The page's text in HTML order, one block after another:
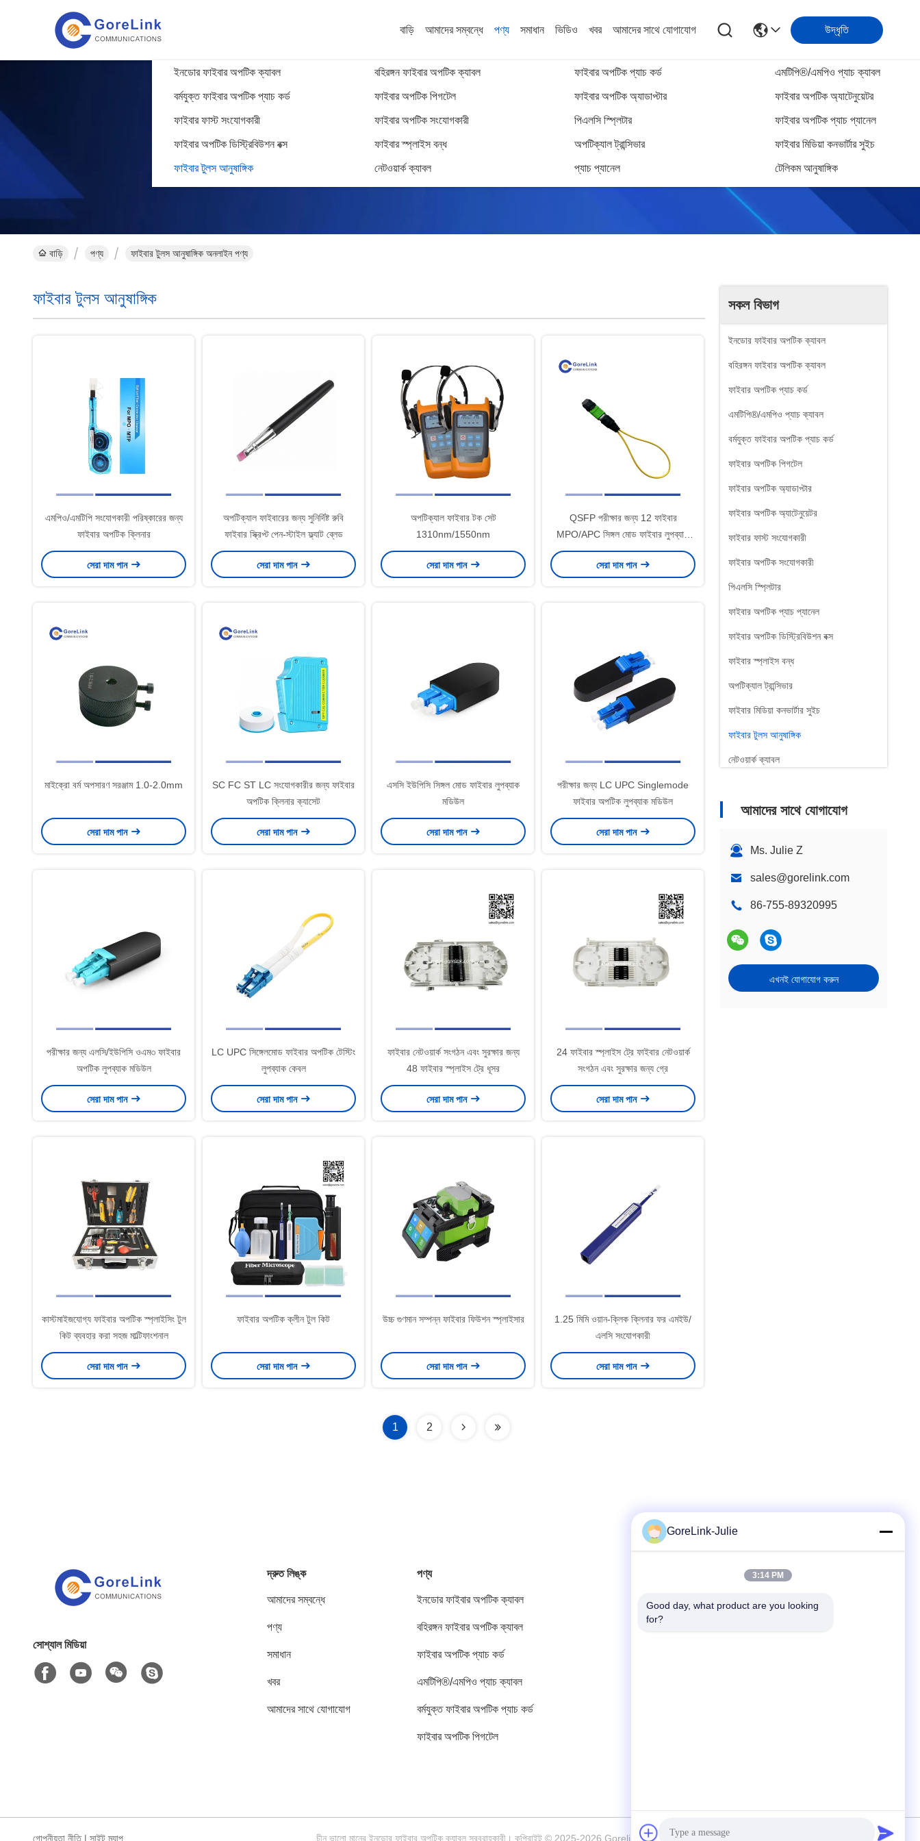
বাড়ি আমাদের সম্বন্ধে পণ্য
ইনডোর ফাইবার অপটিক ক্যাবল বহিরঙ্গন ফাইবার অপটিক ক্যাবল ফাইবার অপটিক প্যাচ কর্ড এমটিপি®/এমপিও প্যাচ ক্যাবল
বর্মযুক্ত ফাইবার অপটিক প্যাচ কর্ড ফাইবার অপটিক পিগটেল ফাইবার অপটিক অ্যাডাপ্টার ফাইবার অপটিক অ্যাটেনুয়েটর
ফাইবার ফাস্ট সংযোগকারী ফাইবার অপটিক সংযোগকারী পিএলসি স্প্লিটার ফাইবার অপটিক প্যাচ প্যানেল
ফাইবার অপটিক ডিস্ট্রিবিউশন বক্স ফাইবার স্প্লাইস বন্ধ অপটিক্যাল ট্রান্সিভার ফাইবার মিডিয়া কনভার্টার সুইচ
ফাইবার টুলস আনুষাঙ্গিক নেটওয়ার্ক ক্যাবল প্যাচ প্যানেল টেলিকম আনুষাঙ্গিক
সমাধান ভিডিও খবর আমাদের সাথে যোগাযোগ উদ্ধৃতি
ফাইবার টুলস আনুষাঙ্গিক
বাড়ি পণ্য ফাইবার টুলস আনুষাঙ্গিক অনলাইন পণ্য
সকল বিভাগ
ইনডোর ফাইবার অপটিক ক্যাবল
বহিরঙ্গন ফাইবার অপটিক ক্যাবল
ফাইবার অপটিক প্যাচ কর্ড
এমটিপি®/এমপিও প্যাচ ক্যাবল
বর্মযুক্ত ফাইবার অপটিক প্যাচ কর্ড
ফাইবার অপটিক পিগটেল
ফাইবার অপটিক অ্যাডাপ্টার
ফাইবার অপটিক অ্যাটেনুয়েটর
ফাইবার ফাস্ট সংযোগকারী
ফাইবার অপটিক সংযোগকারী
পিএলসি স্প্লিটার
ফাইবার অপটিক প্যাচ প্যানেল
ফাইবার অপটিক ডিস্ট্রিবিউশন বক্স
ফাইবার স্প্লাইস বন্ধ
অপটিক্যাল ট্রান্সিভার
ফাইবার মিডিয়া কনভার্টার সুইচ
ফাইবার টুলস আনুষাঙ্গিক
নেটওয়ার্ক ক্যাবল
টেলিকম আনুষাঙ্গিক
আমাদের সাথে যোগাযোগ
Ms. Julie Z
sales@gorelink.com
86-755-89320995
এখনই যোগাযোগ করুন
ফাইবার টুলস আনুষাঙ্গিক
এমপিও/এমটিপি সংযোগকারী পরিষ্কারের জন্য
ফাইবার অপটিক ক্লিনার
সেরা দাম পান
অপটিক্যাল ফাইবারের জন্য সুনির্দিষ্ট রুবি
ফাইবার স্ক্রিপ্ট পেন-স্টাইল ফ্ল্যাট ব্লেড
সেরা দাম পান
অপটিক্যাল ফাইবার টক সেট
1310nm/1550nm
সেরা দাম পান
QSFP পরীক্ষার জন্য 12 ফাইবার
MPO/APC সিঙ্গল মোড ফাইবার লুপব্যাক
মডিউল
সেরা দাম পান
মাইক্রো বর্ম অপসারণ সরঞ্জাম 1.0-2.0mm
সেরা দাম পান
SC FC ST LC সংযোগকারীর জন্য ফাইবার
অপটিক ক্লিনার ক্যাসেট
সেরা দাম পান
এসসি ইউপিসি সিঙ্গল মোড ফাইবার লুপব্যাক
মডিউল
সেরা দাম পান
পরীক্ষার জন্য LC UPC Singlemode
ফাইবার অপটিক লুপব্যাক মডিউল
সেরা দাম পান
পরীক্ষার জন্য এলসি/ইউপিসি ওএম৩ ফাইবার
অপটিক লুপব্যাক মডিউল
সেরা দাম পান
LC UPC সিঙ্গেলমোড ফাইবার অপটিক টেস্টিং
লুপব্যাক কেবল
সেরা দাম পান
ফাইবার নেটওয়ার্ক সংগঠন এবং সুরক্ষার জন্য
48 ফাইবার স্প্লাইস ট্রে ধূসর
সেরা দাম পান
24 ফাইবার স্প্লাইস ট্রে ফাইবার নেটওয়ার্ক
সংগঠন এবং সুরক্ষার জন্য গ্রে
সেরা দাম পান
কাস্টমাইজযোগ্য ফাইবার অপটিক স্প্লাইসিং টুল
কিট ব্যবহার করা সহজ মাল্টিফাংশনাল
সেরা দাম পান
ফাইবার অপটিক ক্লীন টুল কিট
সেরা দাম পান
উচ্চ গুণমান সম্পন্ন ফাইবার ফিউশন স্প্লাইসার
সেরা দাম পান
1.25 মিমি ওয়ান-ক্লিক ক্লিনার ফর এমইউ/
এলসি সংযোগকারী
সেরা দাম পান
1 2
সোশ্যাল মিডিয়া
দ্রুত লিঙ্ক
আমাদের সম্বন্ধে
পণ্য
সমাধান
খবর
আমাদের সাথে যোগাযোগ
পণ্য
ইনডোর ফাইবার অপটিক ক্যাবল
বহিরঙ্গন ফাইবার অপটিক ক্যাবল
ফাইবার অপটিক প্যাচ কর্ড
এমটিপি®/এমপিও প্যাচ ক্যাবল
বর্মযুক্ত ফাইবার অপটিক প্যাচ কর্ড
ফাইবার অপটিক পিগটেল
টেলিফোন
গোপনীয়তা নীতি| সাইট ম্যাপ চীন ভালো মানের ইনডোর ফাইবার অপটিক ক্যাবল সরবরাহকারী। কপিরাইট © 2025-2026 Gorelink Communication (Shenzhen) Co., Ltd. সমস্ত অধিকার সংরক্ষিত।
GoreLink-Julie
3:14 PM
Good day, what product are you looking
for?